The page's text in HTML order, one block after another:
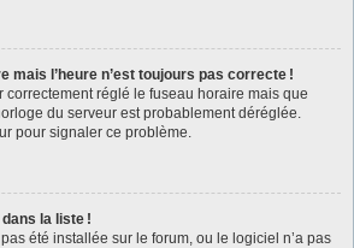
mais l’heure n’est toujours pas correcte !
correctement réglé le fuseau horaire mais que
du serveur est probablement déréglée.
pour signaler ce problème.
dans la liste !
été installée sur le forum, ou le logiciel n’a pas